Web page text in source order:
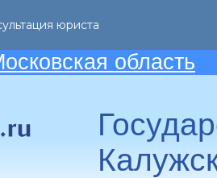
область